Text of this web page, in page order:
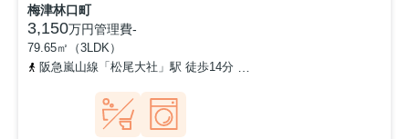
梅津林口町
3,150万円管理費-
79.65㎡（3LDK）
阪急嵐山線「松尾大社」駅 徒歩14分